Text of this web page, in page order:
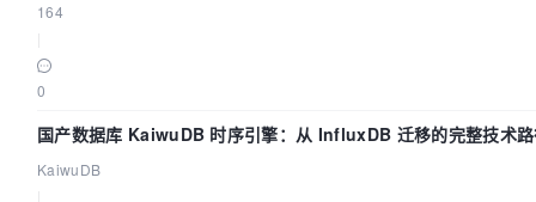
164
0
国产数据库 KaiwuDB 时序引擎：从 InfluxDB 迁移的完整技术
KaiwuDB